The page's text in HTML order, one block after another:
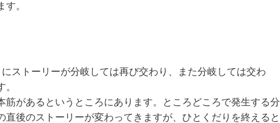
。
ストーリーが分岐しては再び交わり、また分岐しては交わ
筋があるというところにあります。ところどころで発生する分
後のストーリーが変わってきますが、ひとくだりを終えると